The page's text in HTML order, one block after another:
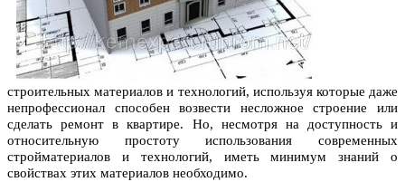
строительных материалов и технологий, используя которые даже
непрофессионал способен возвести несложное строение или
сделать ремонт в квартире. Но, несмотря на доступность и
относительную простоту использования современных
стройматериалов и технологий, иметь минимум знаний о
свойствах этих материалов необходимо.